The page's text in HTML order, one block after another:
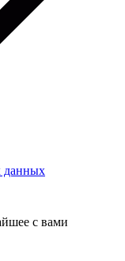
данных
с вами